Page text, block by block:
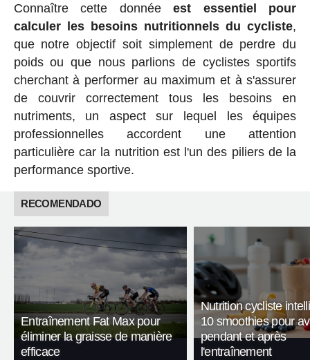
Connaître cette donnéeest essentiel pour
calculer les besoins nutritionnels du cycliste,
que notre objectif soit simplement de perdre du
poids ou que nous parlions de cyclistes sportifs
cherchant à performer au maximum et à s'assurer
de couvrir correctement tous les besoins en
nutriments, un aspect sur lequel les équipes
professionnelles accordent une attention
particulière car la nutrition est l'un des piliers de la
performance sportive.
RECOMENDADO
Entraînement Fat Max pour
éliminer la graisse de manière
efficace
Nutrition cycliste
10 smoothies pour
pendant et après
l'entraînement